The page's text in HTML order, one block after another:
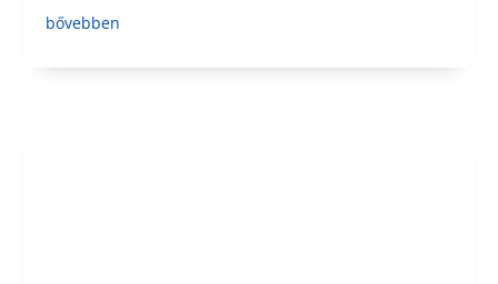
bővebben